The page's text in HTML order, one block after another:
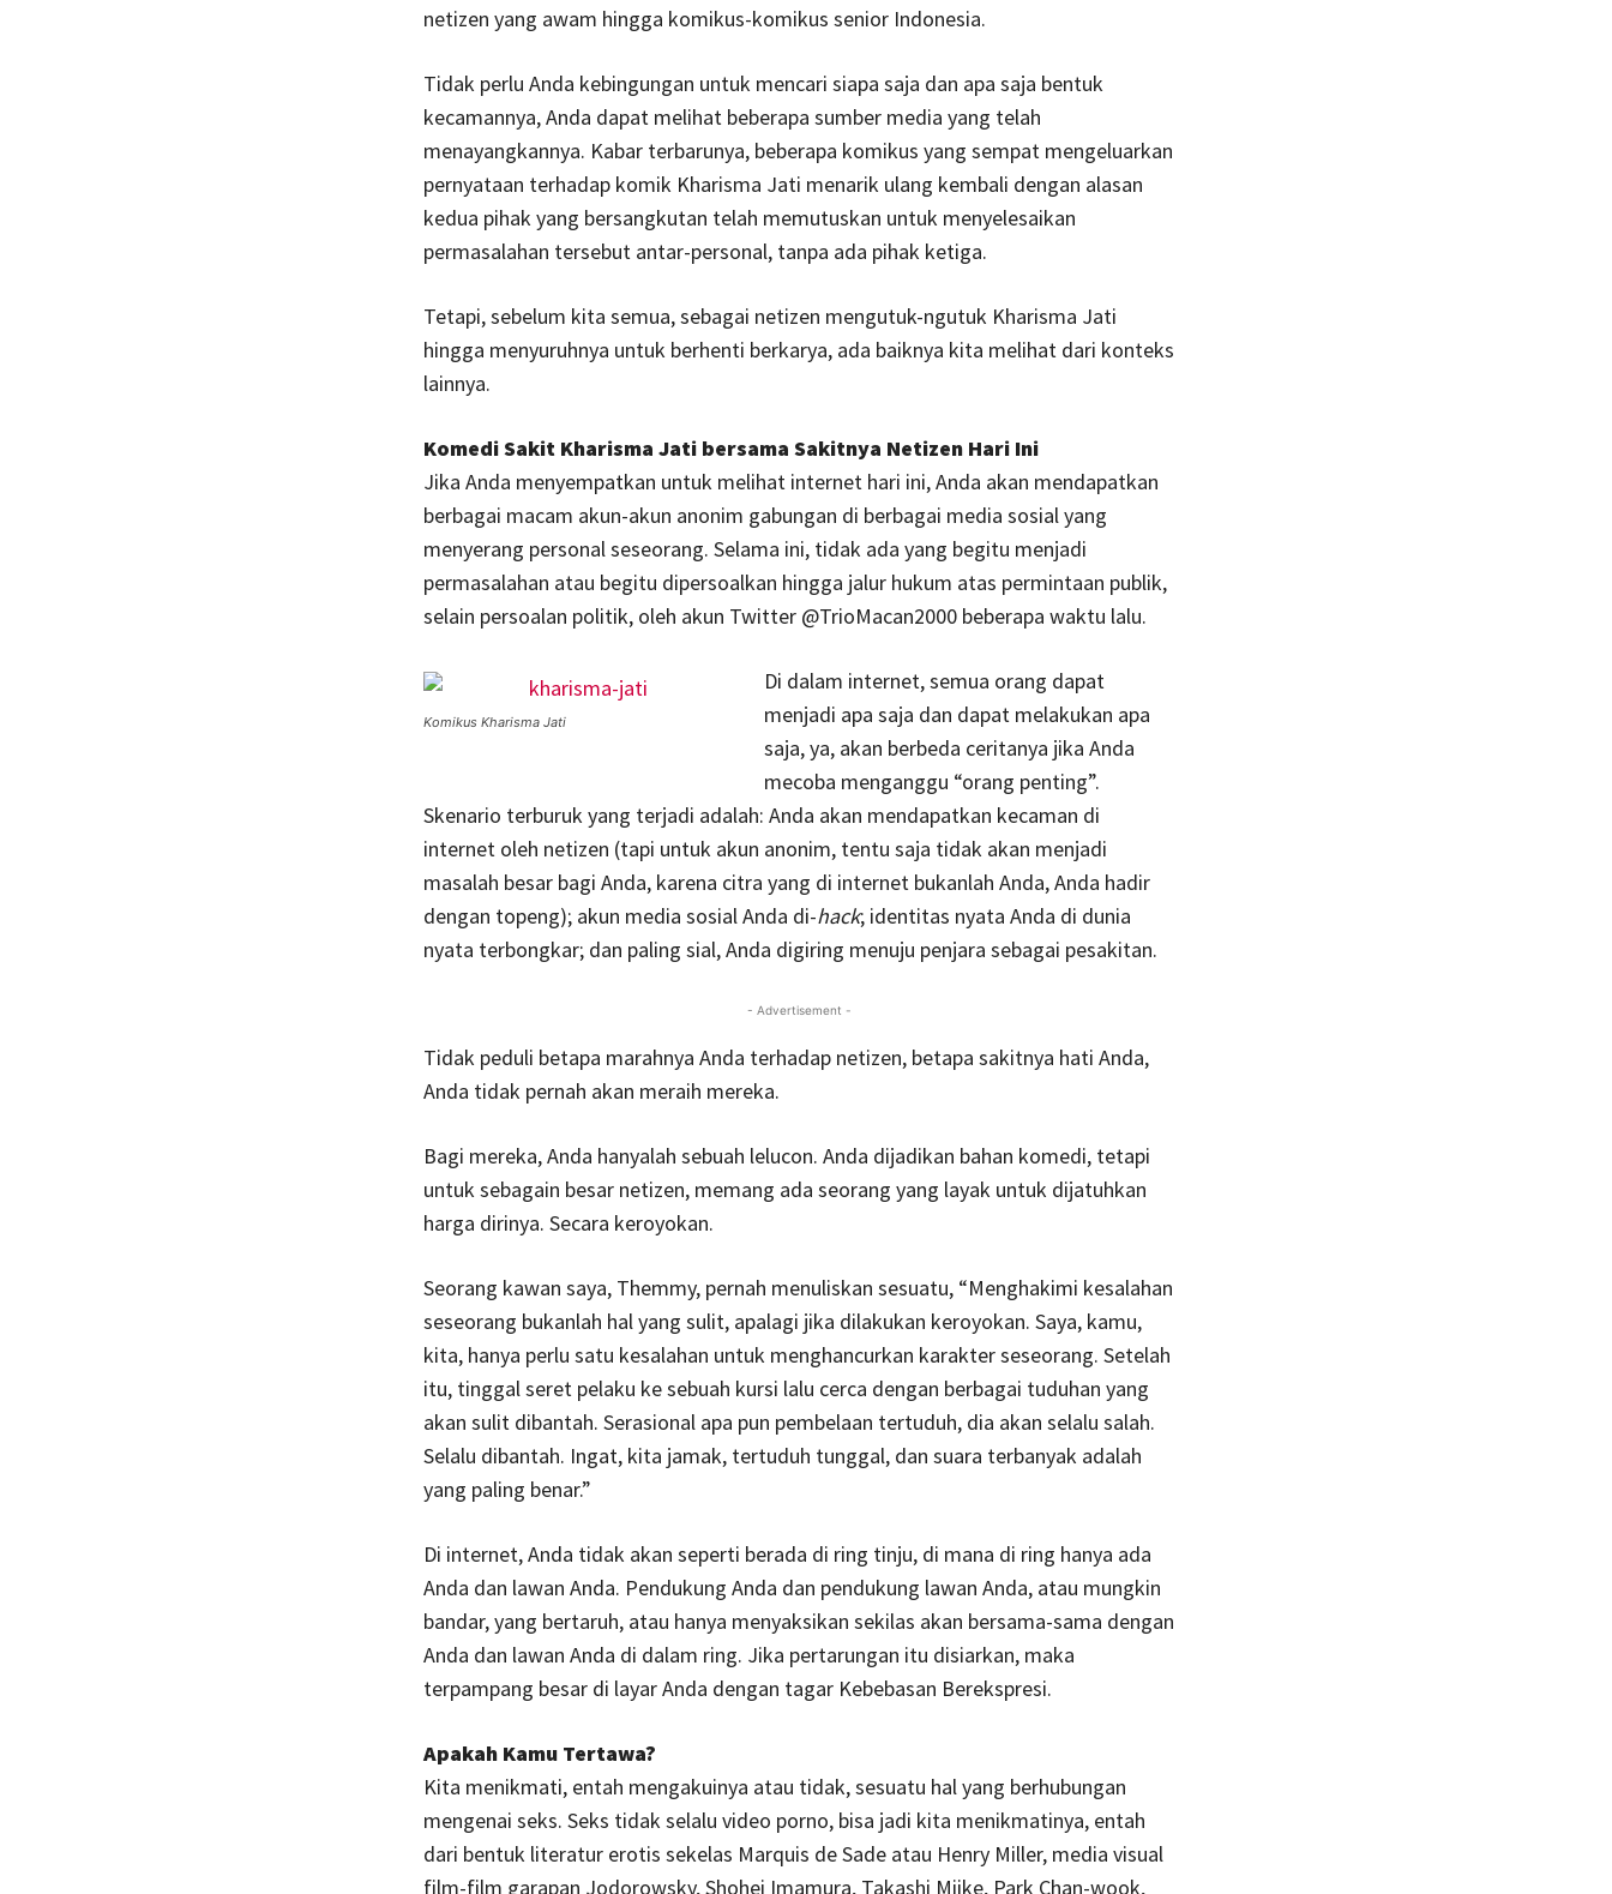
netizen yang awam hingga komikus-komikus senior Indonesia.
Tidak perlu Anda kebingungan untuk mencari siapa saja dan apa saja bentuk
kecamannya, Anda dapat melihat beberapa sumber media yang telah
menayangkannya. Kabar terbarunya, beberapa komikus yang sempat mengeluarkan
pernyataan terhadap komik Kharisma Jati menarik ulang kembali dengan alasan
kedua pihak yang bersangkutan telah memutuskan untuk menyelesaikan
permasalahan tersebut antar-personal, tanpa ada pihak ketiga.
Tetapi, sebelum kita semua, sebagai netizen mengutuk-ngutuk Kharisma Jati
hingga menyuruhnya untuk berhenti berkarya, ada baiknya kita melihat dari konteks
lainnya.
Komedi Sakit Kharisma Jati bersama Sakitnya Netizen Hari Ini
Jika Anda menyempatkan untuk melihat internet hari ini, Anda akan mendapatkan
berbagai macam akun-akun anonim gabungan di berbagai media sosial yang
menyerang personal seseorang. Selama ini, tidak ada yang begitu menjadi
permasalahan atau begitu dipersoalkan hingga jalur hukum atas permintaan publik,
selain persoalan politik, oleh akun Twitter @TrioMacan2000 beberapa waktu lalu.
Komikus Kharisma Jati
Di dalam internet, semua orang dapat
menjadi apa saja dan dapat melakukan apa
saja, ya, akan berbeda ceritanya jika Anda
mecoba menganggu “orang penting”.
Skenario terburuk yang terjadi adalah: Anda akan mendapatkan kecaman di
internet oleh netizen (tapi untuk akun anonim, tentu saja tidak akan menjadi
masalah besar bagi Anda, karena citra yang di internet bukanlah Anda, Anda hadir
dengan topeng); akun media sosial Anda di-hack; identitas nyata Anda di dunia
nyata terbongkar; dan paling sial, Anda digiring menuju penjara sebagai pesakitan.
- Advertisement -
Tidak peduli betapa marahnya Anda terhadap netizen, betapa sakitnya hati Anda,
Anda tidak pernah akan meraih mereka.
Bagi mereka, Anda hanyalah sebuah lelucon. Anda dijadikan bahan komedi, tetapi
untuk sebagain besar netizen, memang ada seorang yang layak untuk dijatuhkan
harga dirinya. Secara keroyokan.
Seorang kawan saya, Themmy, pernah menuliskan sesuatu, “Menghakimi kesalahan
seseorang bukanlah hal yang sulit, apalagi jika dilakukan keroyokan. Saya, kamu,
kita, hanya perlu satu kesalahan untuk menghancurkan karakter seseorang. Setelah
itu, tinggal seret pelaku ke sebuah kursi lalu cerca dengan berbagai tuduhan yang
akan sulit dibantah. Serasional apa pun pembelaan tertuduh, dia akan selalu salah.
Selalu dibantah. Ingat, kita jamak, tertuduh tunggal, dan suara terbanyak adalah
yang paling benar.”
Di internet, Anda tidak akan seperti berada di ring tinju, di mana di ring hanya ada
Anda dan lawan Anda. Pendukung Anda dan pendukung lawan Anda, atau mungkin
bandar, yang bertaruh, atau hanya menyaksikan sekilas akan bersama-sama dengan
Anda dan lawan Anda di dalam ring. Jika pertarungan itu disiarkan, maka
terpampang besar di layar Anda dengan tagar Kebebasan Berekspresi.
Apakah Kamu Tertawa?
Kita menikmati, entah mengakuinya atau tidak, sesuatu hal yang berhubungan
mengenai seks. Seks tidak selalu video porno, bisa jadi kita menikmatinya, entah
dari bentuk literatur erotis sekelas Marquis de Sade atau Henry Miller, media visual
film-film garapan Jodorowsky, Shohei Imamura, Takashi Miike, Park Chan-wook,